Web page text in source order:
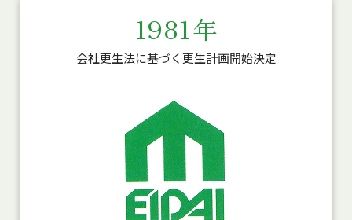
1981年
会社更生法に基づく更生計画開始決定